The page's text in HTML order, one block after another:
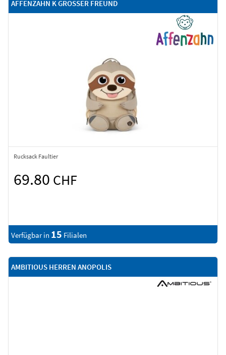
AFFENZAHN K GROSSER FREUND
Rucksack Faultier
69.80 CHF
Verfügbar in 15 Filialen
AMBITIOUS HERREN ANOPOLIS